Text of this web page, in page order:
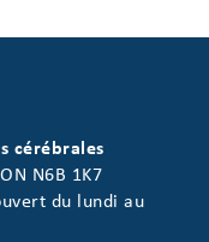
cérébrales
N6B 1K7
du lundi au